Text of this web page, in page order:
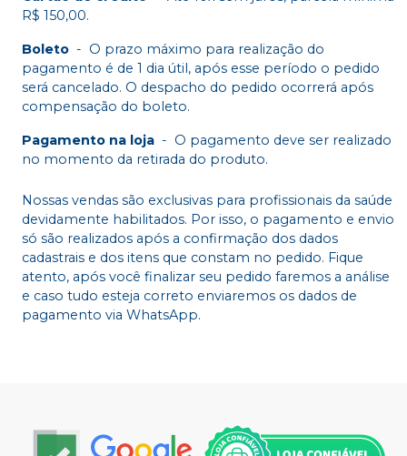
R$ 150,00.
Boleto - O prazo máximo para realização do
pagamento é de 1 dia útil, após esse período o pedido
será cancelado. O despacho do pedido ocorrerá após
compensação do boleto.
Pagamento na loja - O pagamento deve ser realizado
no momento da retirada do produto.
Nossas vendas são exclusivas para profissionais da saúde
devidamente habilitados. Por isso, o pagamento e envio
só são realizados após a confirmação dos dados
cadastrais e dos itens que constam no pedido. Fique
atento, após você finalizar seu pedido faremos a análise
e caso tudo esteja correto enviaremos os dados de
pagamento via WhatsApp.